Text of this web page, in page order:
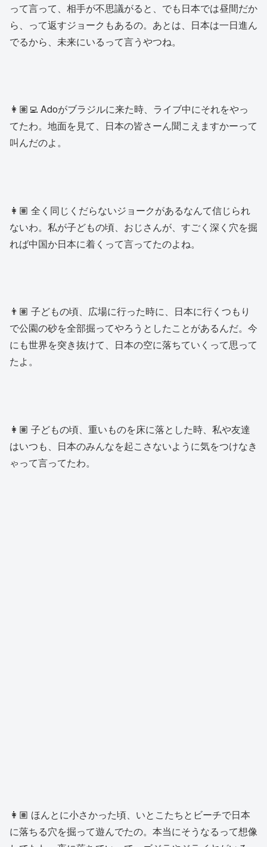
って言って、相手が不思議がると、でも日本では昼間だか
ら、って返すジョークもあるの。あとは、日本は一日進ん
でるから、未来にいるって言うやつね。
👩🏽‍💻 Adoがブラジルに来た時、ライブ中にそれをやっ
てたわ。地面を見て、日本の皆さーん聞こえますかーって
叫んだのよ。
👩🏽 全く同じくだらないジョークがあるなんて信じられ
ないわ。私が子どもの頃、おじさんが、すごく深く穴を掘
れば中国か日本に着くって言ってたのよね。
👨🏽 子どもの頃、広場に行った時に、日本に行くつもり
で公園の砂を全部掘ってやろうとしたことがあるんだ。今
にも世界を突き抜けて、日本の空に落ちていくって思って
たよ。
👩🏽 子どもの頃、重いものを床に落とした時、私や友達
はいつも、日本のみんなを起こさないように気をつけなき
ゃって言ってたわ。
👩🏽 ほんとに小さかった頃、いとこたちとビーチで日本
に落ちる穴を掘って遊んでたの。本当にそうなるって想像